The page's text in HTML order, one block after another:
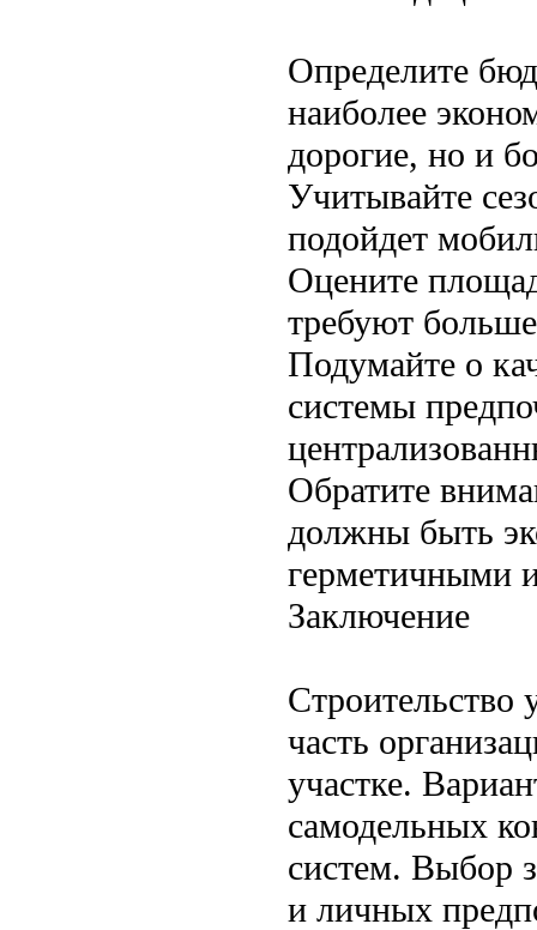
Определите
наиболее
дорогие, но и
Учитывайте
подойдет
Оцените
требуют
Подумайте о
системы
Обратите
должны быть
герметичными
Заключение
Строительство
часть
участке.
самодельных
систем. Выбор
и личных